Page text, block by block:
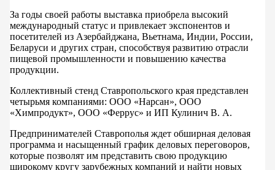
За годы своей работы выставка приобрела высокий
международный статус и привлекает экспонентов и
посетителей из Азербайджана, Вьетнама, Индии, России,
Беларуси и других стран, способствуя развитию отрасли
пищевой промышленности и повышению качества
продукции.
Коллективный стенд Ставропольского края представлен
четырьмя компаниями: ООО «Нарсан», ООО
«Химпродукт», ООО «Феррус» и ИП Кулинич В. А.
Предпринимателей Ставрополья ждет обширная деловая
программа и насыщенный график деловых переговоров,
которые позволят им представить свою продукцию
широкому кругу зарубежных компаний и найти новых